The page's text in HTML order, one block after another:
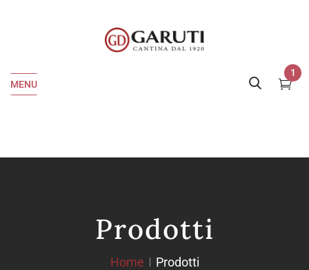
MENU
1
Prodotti
Home Prodotti